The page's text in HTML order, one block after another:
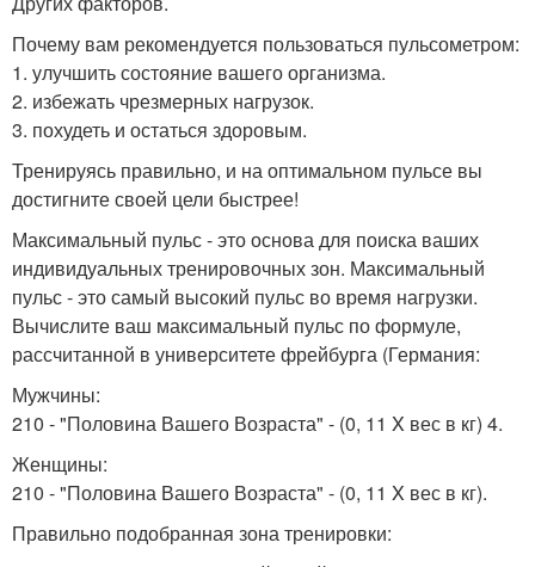
Почему вам рекомендуется пользоваться пульсометром:
1. улучшить состояние вашего организма.
2. избежать чрезмерных нагрузок.
3. похудеть и остаться здоровым.
Тренируясь правильно, и на оптимальном пульсе вы
достигните своей цели быстрее!
Максимальный пульс - это основа для поиска ваших
индивидуальных тренировочных зон. Максимальный
пульс - это самый высокий пульс во время нагрузки.
Вычислите ваш максимальный пульс по формуле,
рассчитанной в университете фрейбурга (Германия:
Мужчины:
210 - "Половина Вашего Возраста" - (0, 11 X вес в кг) 4.
Женщины:
210 - "Половина Вашего Возраста" - (0, 11 X вес в кг).
Правильно подобранная зона тренировки: